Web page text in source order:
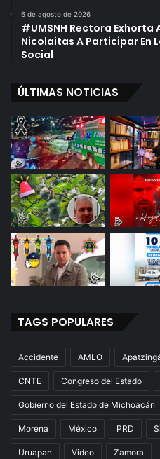
6 de agosto de 2026
#UMSNH Rectora Exhorta
Nicolaitas A Participar En
Social
ÚLTIMAS NOTICIAS
TAGS POPULARES
Accidente AMLO
CNTE Congreso del Estado
Gobierno del Estado de Michoacán
Morena México PRD
Uruapan Video Zamora